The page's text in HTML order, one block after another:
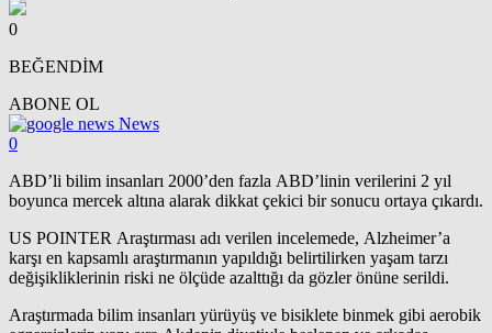
0
BEĞENDİM
ABONE OL
News
0
ABD’li bilim insanları 2000’den fazla ABD’linin verilerini 2 yıl
boyunca mercek altına alarak dikkat çekici bir sonucu ortaya çıkardı.
US POINTER Araştırması adı verilen incelemede, Alzheimer’a
karşı en kapsamlı araştırmanın yapıldığı belirtilirken yaşam tarzı
değişikliklerinin riski ne ölçüde azalttığı da gözler önüne serildi.
Araştırmada bilim insanları yürüyüş ve bisiklete binmek gibi aerobik